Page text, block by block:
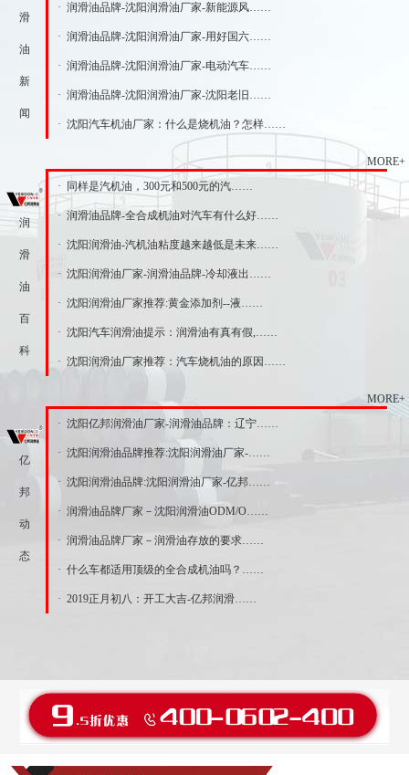
滑
油
新
闻
· 润滑油品牌-沈阳润滑油厂家-新能源风……
· 润滑油品牌-沈阳润滑油厂家-用好国六……
· 润滑油品牌-沈阳润滑油厂家-电动汽车……
· 润滑油品牌-沈阳润滑油厂家-沈阳老旧……
· 沈阳汽车机油厂家：什么是烧机油？怎样……
MORE+
润
滑
油
百
科
· 同样是汽机油，300元和500元的汽……
· 润滑油品牌-全合成机油对汽车有什么好……
· 沈阳润滑油-汽机油粘度越来越低是未来……
· 沈阳润滑油厂家-润滑油品牌-冷却液出……
· 沈阳润滑油厂家推荐:黄金添加剂--液……
· 沈阳汽车润滑油提示：润滑油有真有假,……
· 沈阳润滑油厂家推荐：汽车烧机油的原因……
MORE+
亿
邦
动
态
· 沈阳亿邦润滑油厂家-润滑油品牌：辽宁……
· 沈阳润滑油品牌推荐:沈阳润滑油厂家-……
· 沈阳润滑油品牌:沈阳润滑油厂家-亿邦……
· 润滑油品牌厂家－沈阳润滑油ODM/O……
· 润滑油品牌厂家－润滑油存放的要求……
· 什么车都适用顶级的全合成机油吗？……
· 2019正月初八：开工大吉-亿邦润滑……